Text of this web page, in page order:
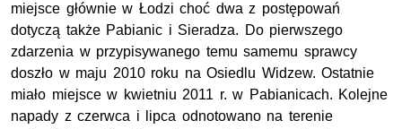
miejsce głównie w Łodzi choć dwa z postępowań
dotyczą także Pabianic i Sieradza. Do pierwszego
zdarzenia w przypisywanego temu samemu sprawcy
doszło w maju 2010 roku na Osiedlu Widzew. Ostatnie
miało miejsce w kwietniu 2011 r. w Pabianicach. Kolejne
napady z czerwca i lipca odnotowano na terenie